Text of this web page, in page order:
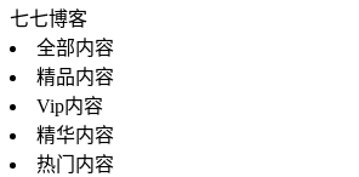
七七博客
全部内容
精品内容
Vip内容
精华内容
热门内容